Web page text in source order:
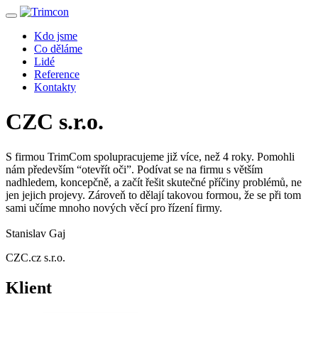
Kdo jsme
Co děláme
Lidé
Reference
Kontakty
CZC s.r.o.
S firmou TrimCom spolupracujeme již více, než 4 roky. Pomohli
nám především “otevřít oči”. Podívat se na firmu s větším
nadhledem, koncepčně, a začít řešit skutečné příčiny problémů, ne
jen jejich projevy. Zároveň to dělají takovou formou, že se při tom
sami učíme mnoho nových věcí pro řízení firmy.
Stanislav Gaj
CZC.cz s.r.o.
Klient